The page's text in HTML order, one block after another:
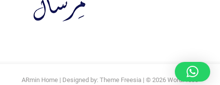
ARmin Home | Designed by: Theme Freesia | © 2026 WordPress